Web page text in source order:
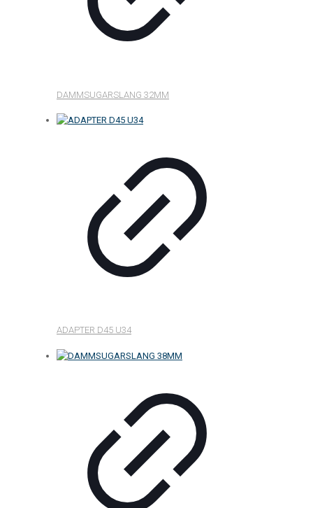
DAMMSUGARSLANG 32MM
ADAPTER D45 U34